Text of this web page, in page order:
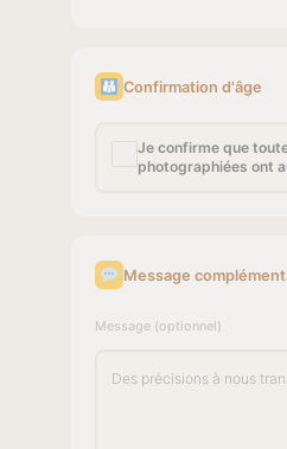
Confirmation d'âge
Je confirme que
photographiées ont
Message
Message (optionnel)